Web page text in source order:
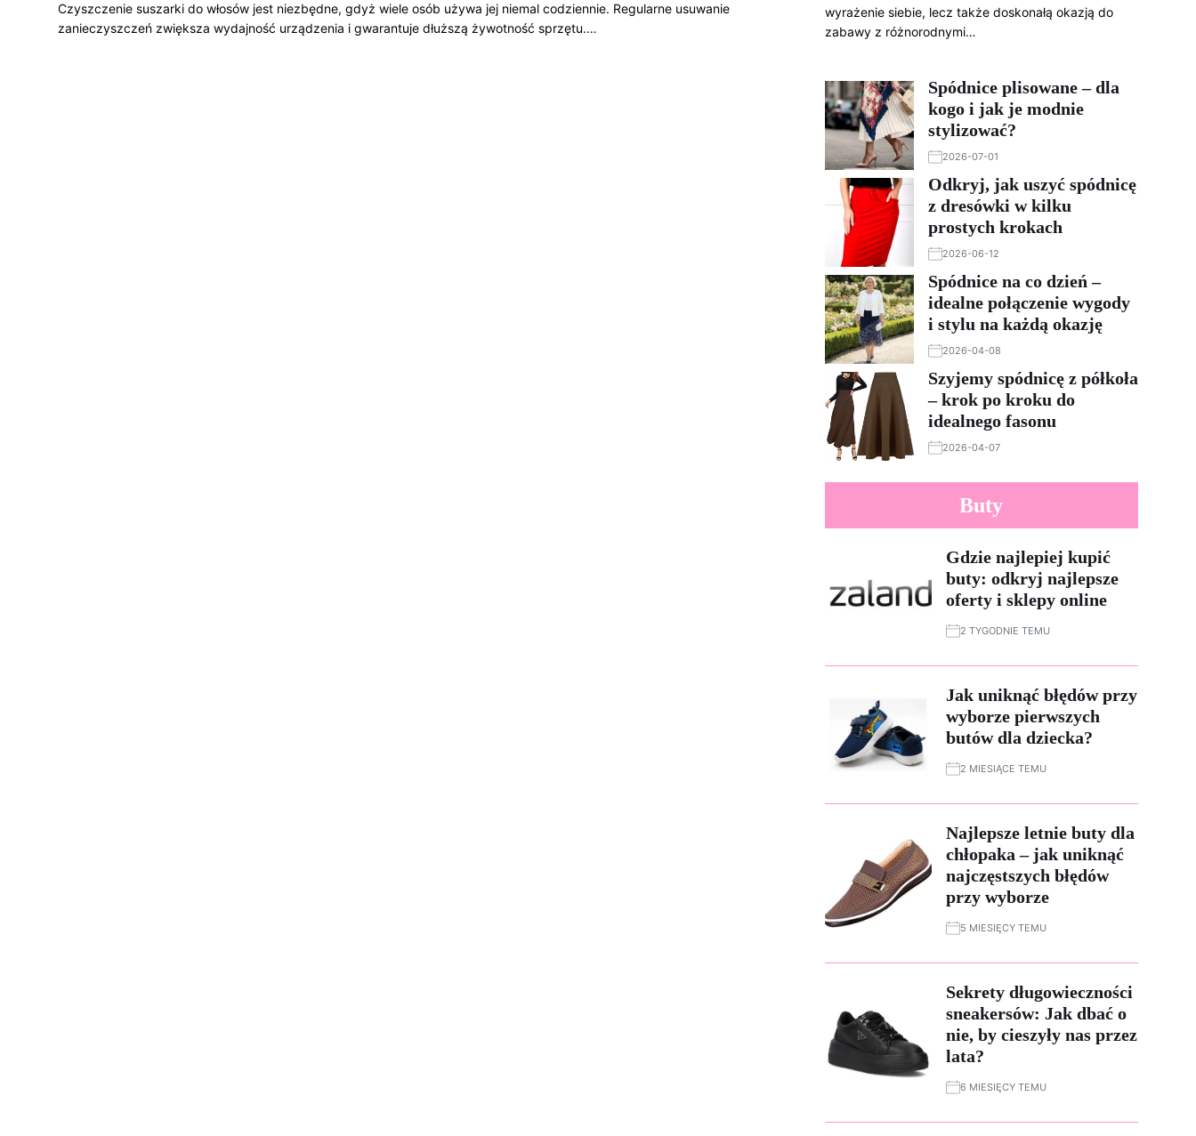
Czyszczenie suszarki do włosów jest niezbędne, gdyż wiele osób używa jej niemal codziennie. Regularne usuwanie
zanieczyszczeń zwiększa wydajność urządzenia i gwarantuje dłuższą żywotność sprzętu.…
wyrażenie siebie, lecz także doskonałą okazją do
zabawy z różnorodnymi…
Spódnice plisowane – dla
kogo i jak je modnie
stylizować?
2026-07-01
Odkryj, jak uszyć spódnicę
z dresówki w kilku
prostych krokach
2026-06-12
Spódnice na co dzień –
idealne połączenie wygody
i stylu na każdą okazję
2026-04-08
Szyjemy spódnicę z półkoła
– krok po kroku do
idealnego fasonu
2026-04-07
Buty
Gdzie najlepiej kupić
buty: odkryj najlepsze
oferty i sklepy online
2 TYGODNIE TEMU
Jak uniknąć błędów przy
wyborze pierwszych
butów dla dziecka?
2 MIESIĄCE TEMU
Najlepsze letnie buty dla
chłopaka – jak uniknąć
najczęstszych błędów
przy wyborze
5 MIESIĘCY TEMU
Sekrety długowieczności
sneakersów: Jak dbać o
nie, by cieszyły nas przez
lata?
6 MIESIĘCY TEMU